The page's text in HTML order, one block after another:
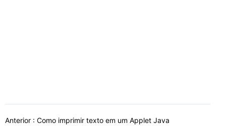
Anterior : Como imprimir texto em um Applet Java